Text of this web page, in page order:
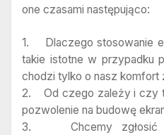
one czasami następująco:
1. Dlaczego stosowanie
takie istotne w przypadku
chodzi tylko o nasz komfort
2. Od czego zależy i czy
pozwolenie na budowę
3. Chcemy zgłosić